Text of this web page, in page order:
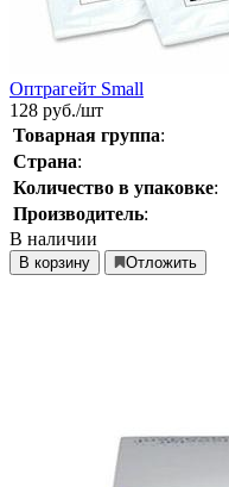
Оптрагейт Smаll
128 руб./шт
Товарная группа:
Страна:
Количество в упаковке:
Производитель:
В наличии
В корзину Отложить